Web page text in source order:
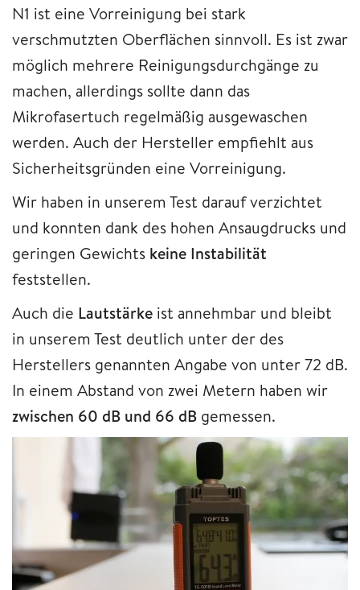
N1 ist eine Vorreinigung bei stark
verschmutzten Oberflächen sinnvoll. Es ist zwar
möglich mehrere Reinigungsdurchgänge zu
machen, allerdings sollte dann das
Mikrofasertuch regelmäßig ausgewaschen
werden. Auch der Hersteller empfiehlt aus
Sicherheitsgründen eine Vorreinigung.
Wir haben in unserem Test darauf verzichtet
und konnten dank des hohen Ansaugdrucks und
geringen Gewichts keine Instabilität
feststellen.
Auch die Lautstärke ist annehmbar und bleibt
in unserem Test deutlich unter der des
Herstellers genannten Angabe von unter 72 dB.
In einem Abstand von zwei Metern haben wir
zwischen 60 dB und 66 dB gemessen.